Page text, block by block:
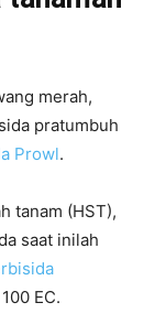
merah,
pratumbuh
Prowl.
tanam (HST),
saat inilah
EC.